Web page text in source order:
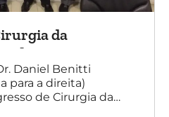
da
Amaro
Daniel Benitti
para a direita)
de Cirurgia da